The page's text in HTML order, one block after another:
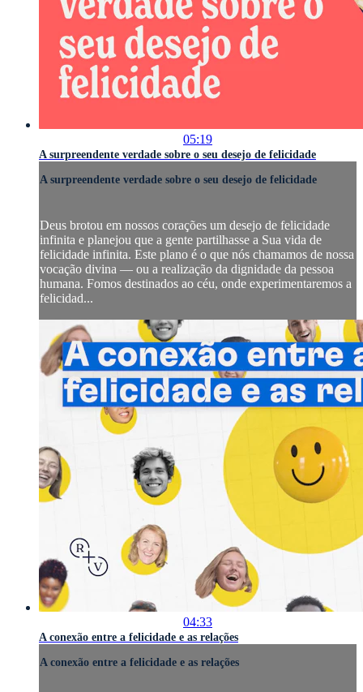
05:19
A surpreendente verdade sobre o seu desejo de felicidade
A surpreendente verdade sobre o seu desejo de felicidade
Deus brotou em nossos corações um desejo de felicidade
infinita e planejou que a gente partilhasse a Sua vida de
felicidade infinita. Este plano é o que nós chamamos de nossa
vocação divina — ou a realização da dignidade da pessoa
humana. Fomos destinados ao céu, onde experimentaremos a
felicidad...
04:33
A conexão entre a felicidade e as relações
A conexão entre a felicidade e as relações